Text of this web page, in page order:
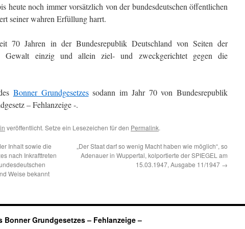
heute noch immer vorsätzlich von der bundesdeutschen öffentlichen
seiner wahren Erfüllung harrt.
70 Jahren in der Bundesrepublik Deutschland von Seiten der
Gewalt einzig und allein ziel- und zweckgerichtet gegen die
Bonner Grundgesetzessodann im Jahr 70 von Bundesrepublik
– Fehlanzeige -.
veröffentlicht. Setze ein Lesezeichen für den Permalink.
Inhalt sowie die
nach Inkrafttreten
Weise bekannt
„Der Staat darf so wenig Macht haben wie möglich“, so
Adenauer in Wuppertal, kolportierte der SPIEGEL am
15.03.1947, Ausgabe 11/1947 →
Grundgesetzes – Fehlanzeige –